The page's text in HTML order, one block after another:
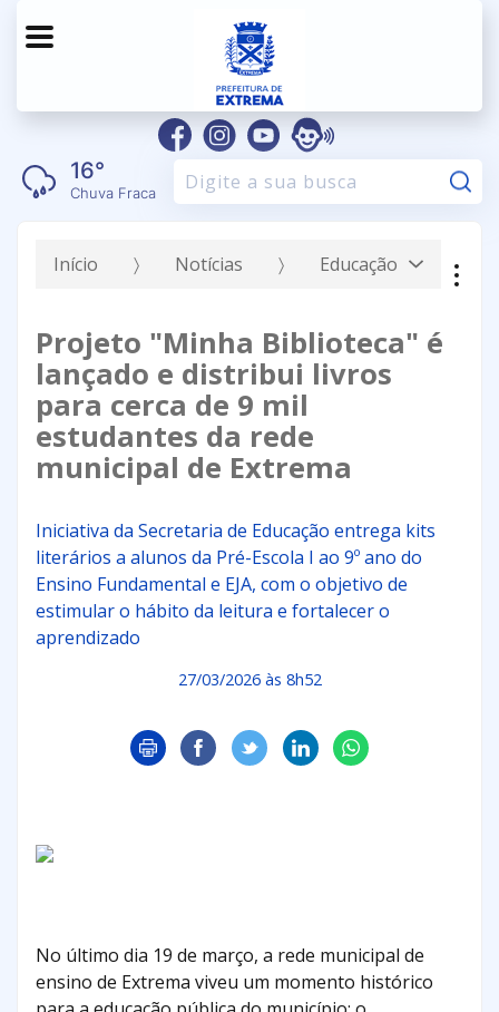
16°
Chuva Fraca
Início Notícias Educação
Projeto "Minha Biblioteca" é
lançado e distribui livros
para cerca de 9 mil
estudantes da rede
municipal de Extrema
Iniciativa da Secretaria de Educação entrega kits
literários a alunos da Pré-Escola I ao 9º ano do
Ensino Fundamental e EJA, com o objetivo de
estimular o hábito da leitura e fortalecer o
aprendizado
27/03/2026 às 8h52
No último dia 19 de março, a rede municipal de
ensino de Extrema viveu um momento histórico